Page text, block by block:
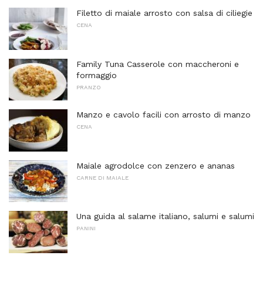
Filetto di maiale arrosto con salsa di ciliegie
CENA
Family Tuna Casserole con maccheroni e
formaggio
PRANZO
Manzo e cavolo facili con arrosto di manzo
CENA
Maiale agrodolce con zenzero e ananas
CARNE DI MAIALE
Una guida al salame italiano, salumi e salumi
PANINI